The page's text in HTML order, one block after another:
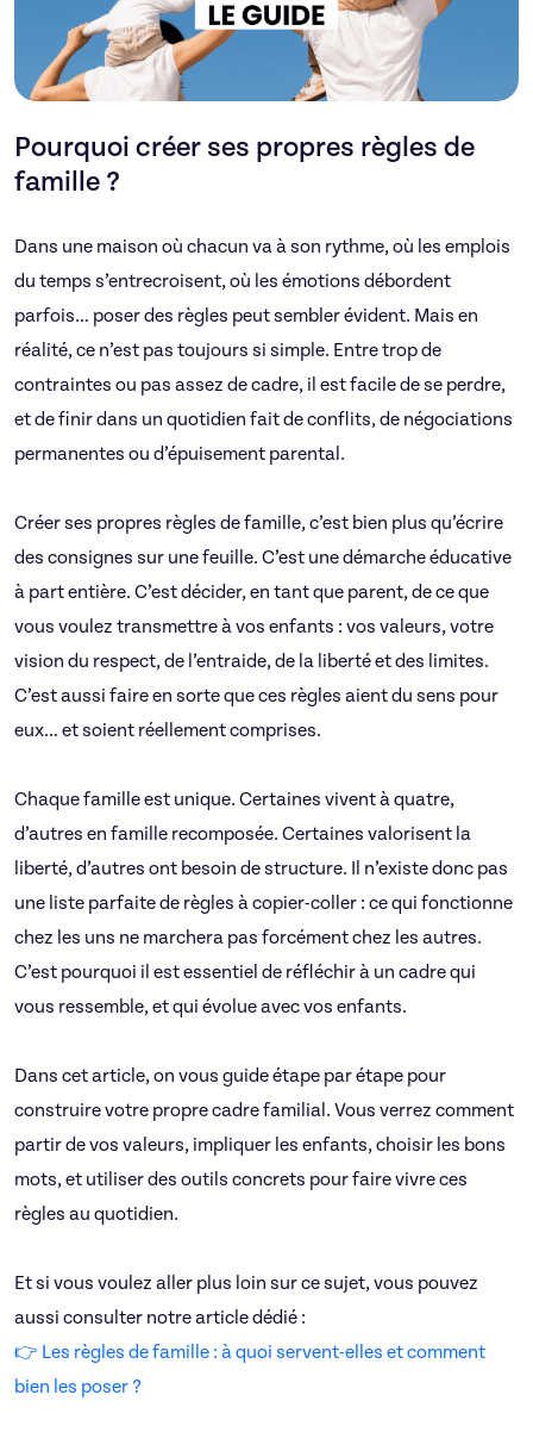
Pourquoi créer ses propres règles de
famille ?
Dans une maison où chacun va à son rythme, où les emplois
du temps s’entrecroisent, où les émotions débordent
parfois… poser des règles peut sembler évident. Mais en
réalité, ce n’est pas toujours si simple. Entre trop de
contraintes ou pas assez de cadre, il est facile de se perdre,
et de finir dans un quotidien fait de conflits, de négociations
permanentes ou d’épuisement parental.
Créer ses propres règles de famille, c’est bien plus qu’écrire
des consignes sur une feuille. C’est une démarche éducative
à part entière. C’est décider, en tant que parent, de ce que
vous voulez transmettre à vos enfants : vos valeurs, votre
vision du respect, de l’entraide, de la liberté et des limites.
C’est aussi faire en sorte que ces règles aient du sens pour
eux… et soient réellement comprises.
Chaque famille est unique. Certaines vivent à quatre,
d’autres en famille recomposée. Certaines valorisent la
liberté, d’autres ont besoin de structure. Il n’existe donc pas
une liste parfaite de règles à copier-coller : ce qui fonctionne
chez les uns ne marchera pas forcément chez les autres.
C’est pourquoi il est essentiel de réfléchir à un cadre qui
vous ressemble, et qui évolue avec vos enfants.
Dans cet article, on vous guide étape par étape pour
construire votre propre cadre familial. Vous verrez comment
partir de vos valeurs, impliquer les enfants, choisir les bons
mots, et utiliser des outils concrets pour faire vivre ces
règles au quotidien.
Et si vous voulez aller plus loin sur ce sujet, vous pouvez
aussi consulter notre article dédié :
👉 Les règles de famille : à quoi servent-elles et comment
bien les poser ?